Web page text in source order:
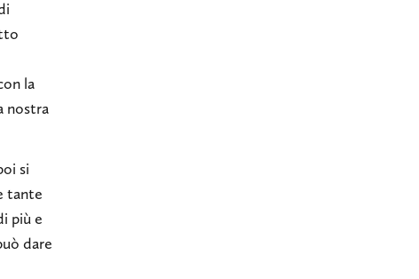
la
nostra
si
tante
più e
dare